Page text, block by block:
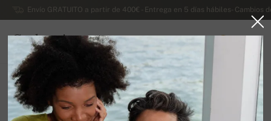
Envío GRATUITO a partir de 400€ - Entrega en 5 días hábiles- Cambios
Cachemira
ESPAÑA
Ir a la página principal Rebajas JERSEYS DE SEÑORA